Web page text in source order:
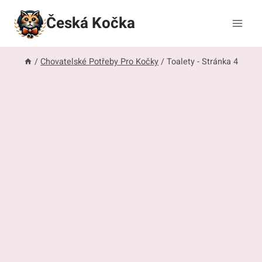
Přeskočit
obsah
Česká Kočka
/ Chovatelské Potřeby Pro Kočky/ Toalety- Stránka 4